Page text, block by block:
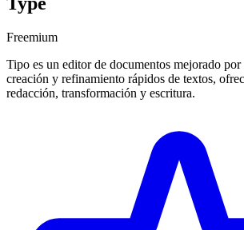
Freemium
Tipo es un editor de documentos mejorado
creación y refinamiento rápidos de textos,
redacción, transformación y escritura.